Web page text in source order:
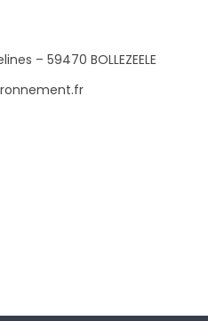
– 59470 BOLLEZEELE